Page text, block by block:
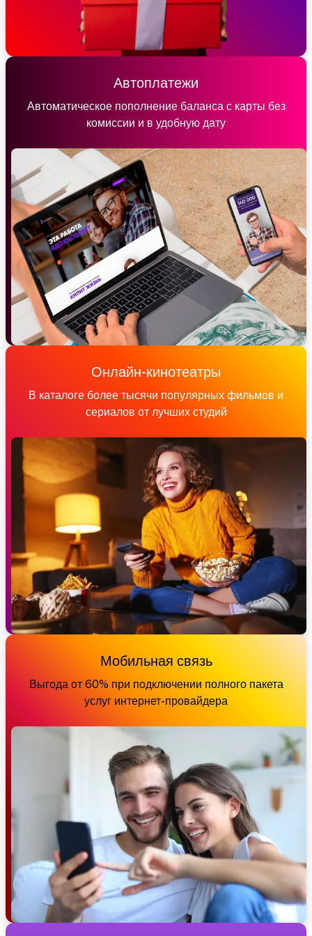
Автоплатежи
Автоматическое пополнение баланса с карты без
комиссии и в удобную дату
Онлайн-кинотеатры
В каталоге более тысячи популярных фильмов и
сериалов от лучших студий
Мобильная связь
Выгода от 60% при подключении полного пакета
услуг интернет-провайдера